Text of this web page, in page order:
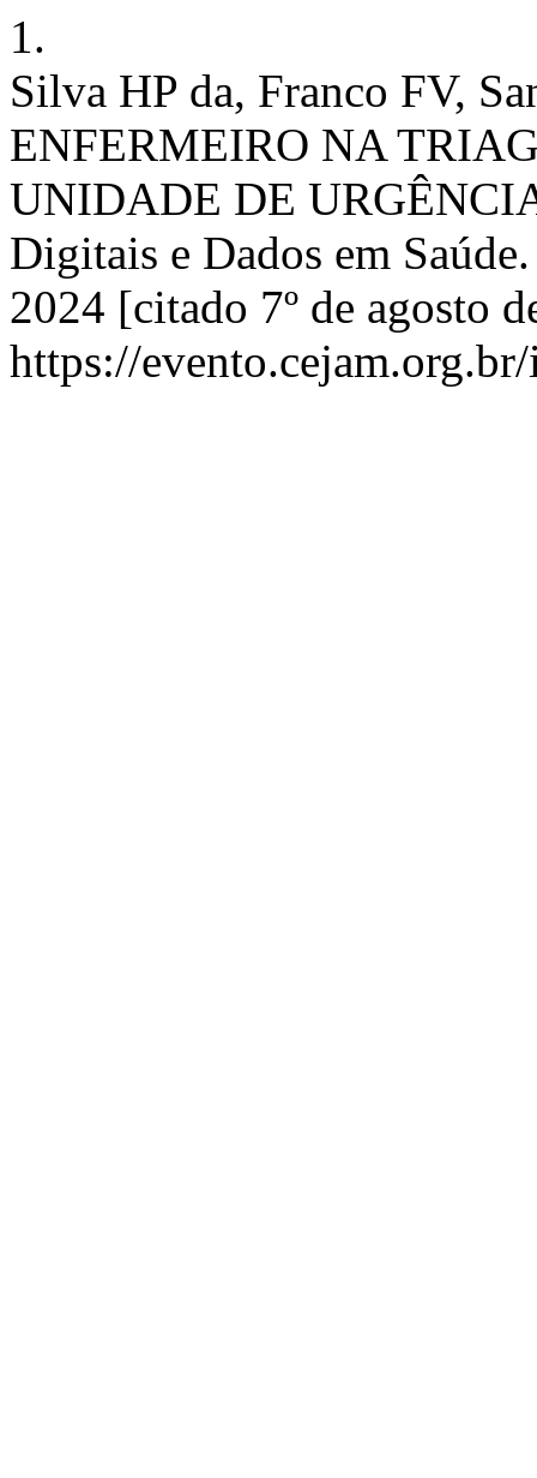
1.
Silva HP da, Franco FV,
ENFERMEIRO NA
UNIDADE DE
Digitais e Dados em
2024 [citado 7º de agosto
https://